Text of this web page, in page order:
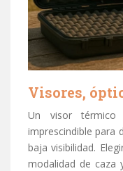
Visores,
Un visor
imprescindible para
baja visibilidad.
modalidad de caza